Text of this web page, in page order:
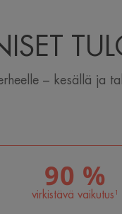
– kesällä ja
90 %
virkistävä vaikutus¹